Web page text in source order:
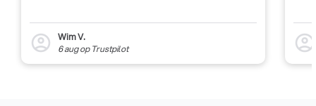
account_circle
Wim V.
6 augop Trustpilot account_circle